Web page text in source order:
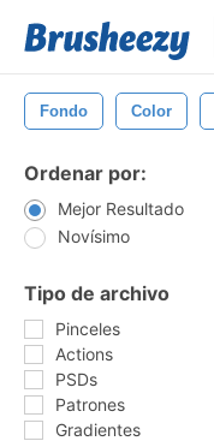
Fondo Color
Ordenar por:
Mejor Resultado
Novísimo
Tipo de archivo
Pinceles
Actions
PSDs
Patrones
Gradientes